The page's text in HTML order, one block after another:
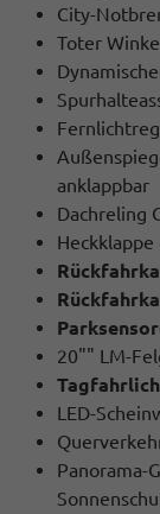
City-
Toter
anklappbar
Dachreling
20"" LM-
LED-
Panorama-